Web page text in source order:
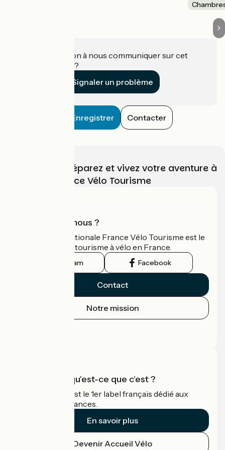
Une information à nous communiquer sur cet
établissement ?
Signaler un problème
Enregistrer Contacter
Choisissez, préparez et vivez votre aventure à
vélo avec France Vélo Tourisme
Qui sommes-nous ?
L'association nationale France Vélo Tourisme est le
guide officiel du tourisme à vélo en France.
Instagram Facebook
Contact
Notre mission
Accueil Vélo qu'est-ce que c'est ?
Accueil Vélo c'est le 1er label français dédié aux
cyclistes en vacances.
En savoir plus
Devenir Accueil Vélo